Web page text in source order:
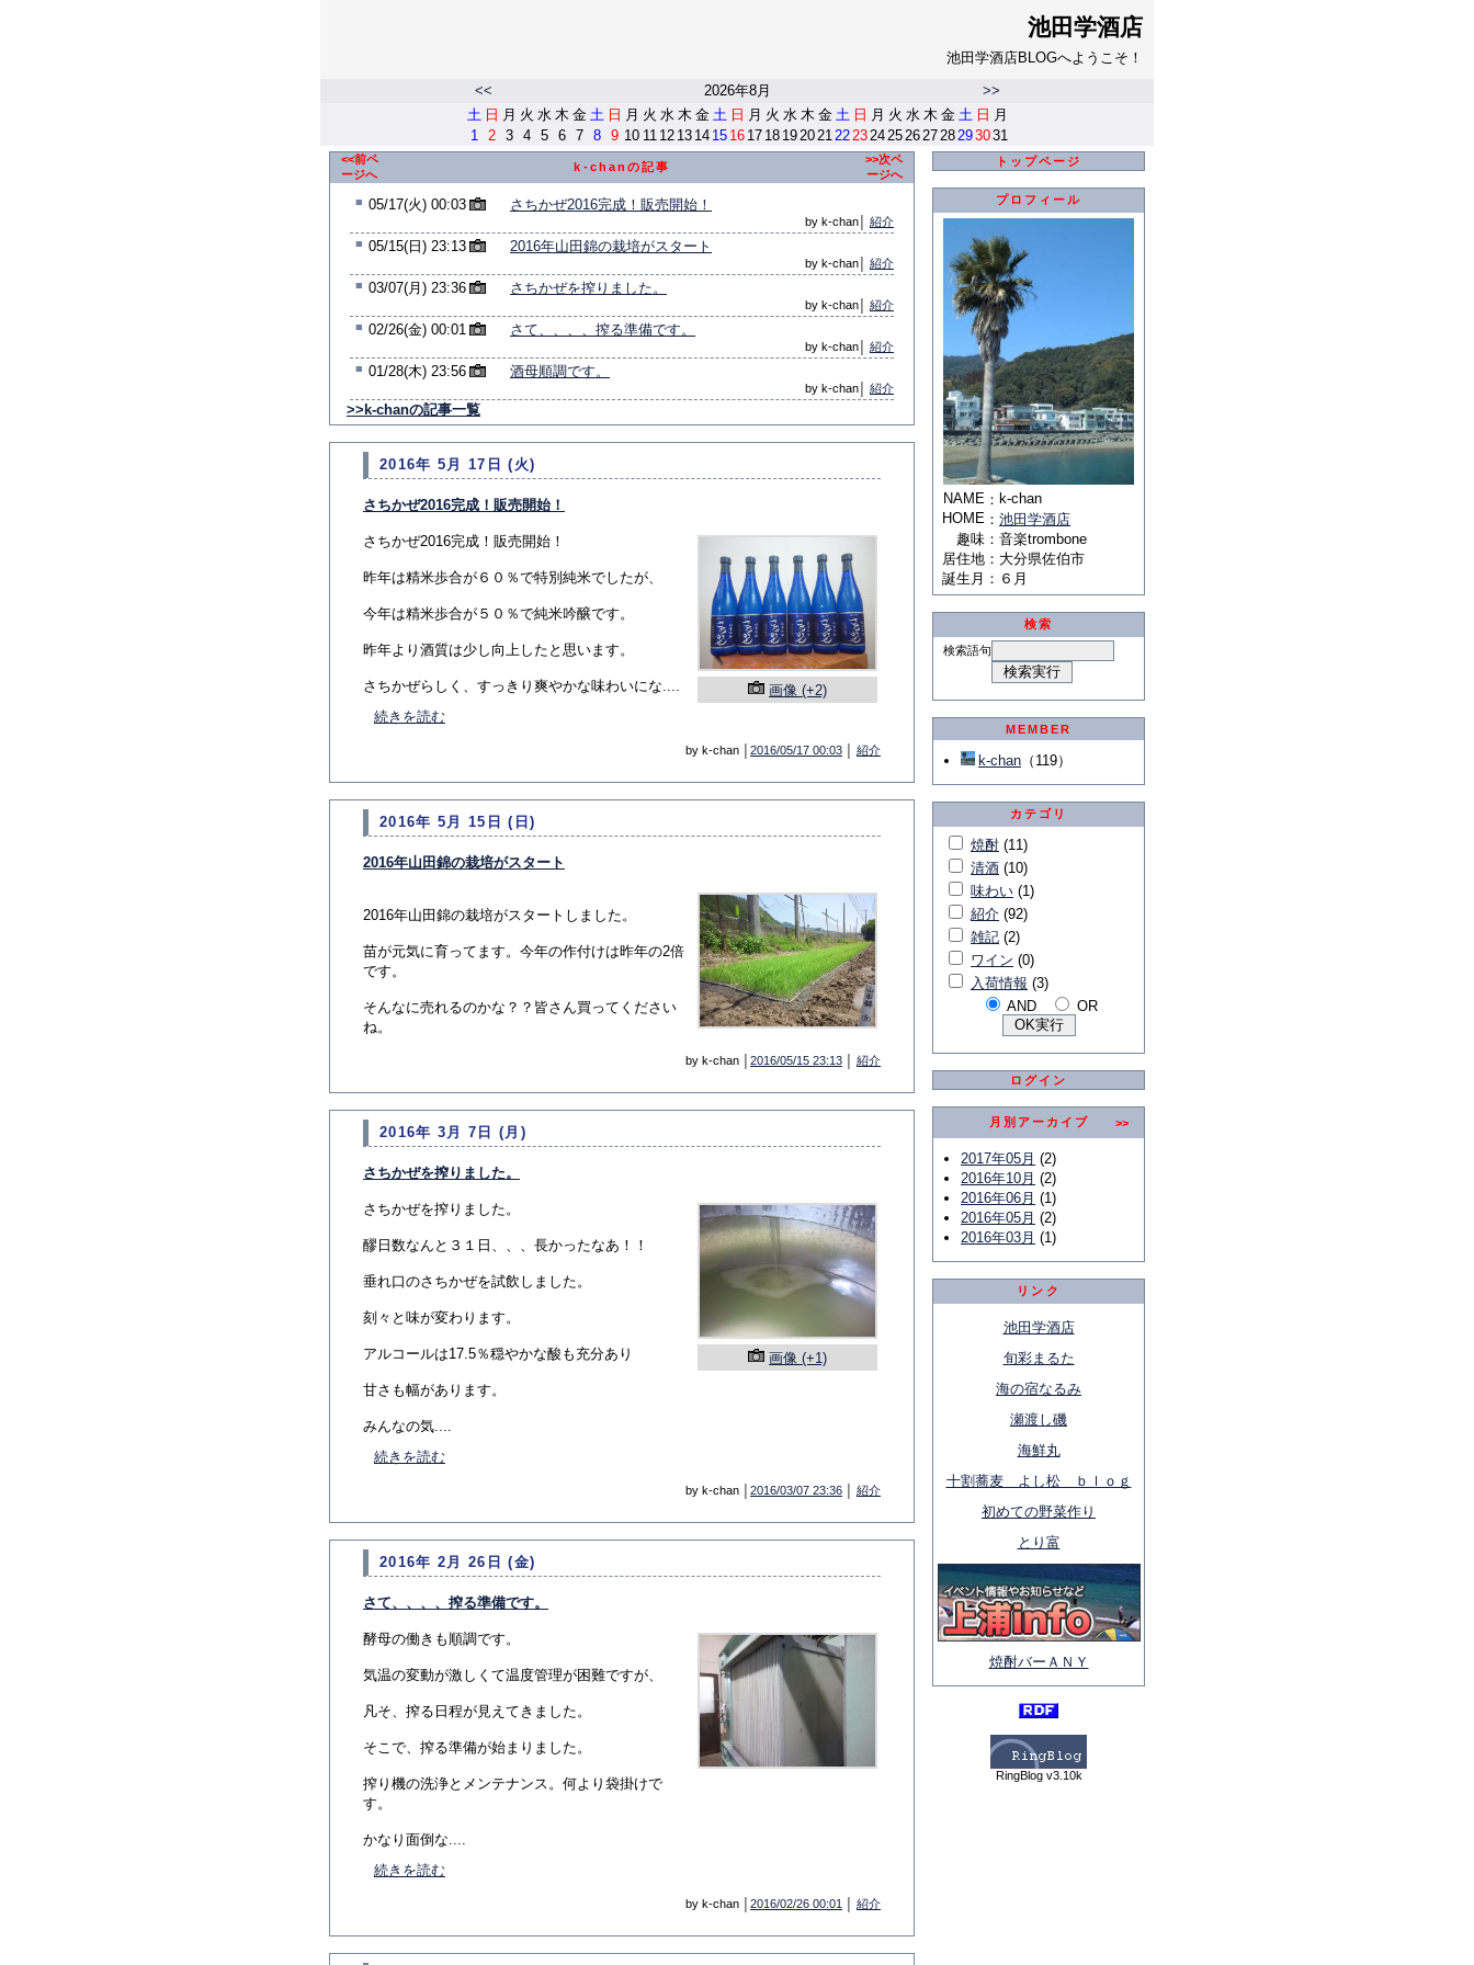
池田学酒店
池田学酒店BLOGへようこそ！
<<
2026年8月
>>
土 日 月 火 水 木 金 土 日 月 火 水 木 金 土 日 月 火 水 木 金 土 日 月 火 水 木 金 土 日 月
1
2 3 4 5 6 7 8 9 10 11 12 13 14 15 16 17 18 19202122232425262728293031
<<前ペ
ージへ
k-chanの記事
>>次ペ
ージへ
■ 05/17(火) 00:03 さちかぜ2016完成！販売開始！
by k-chan│ 紹介
■ 05/15(日) 23:13 2016年山田錦の栽培がスタート
by k-chan│ 紹介
■ 03/07(月) 23:36 さちかぜを搾りました。
by k-chan│ 紹介
■ 02/26(金) 00:01 さて、、、、搾る準備です。
by k-chan│ 紹介
■ 01/28(木) 23:56 酒母順調です。
by k-chan│ 紹介
>>k-chanの記事一覧
2016年 5月 17日 (火)
さちかぜ2016完成！販売開始！
画像 (+2)
さちかぜ2016完成！販売開始！
昨年は精米歩合が６０％で特別純米でしたが、
今年は精米歩合が５０％で純米吟醸です。
昨年より酒質は少し向上したと思います。
さちかぜらしく、すっきり爽やかな味わいにな....
続きを読む
by k-chan │ 2016/05/17 00:03 紹介
2016年 5月 15日 (日)
2016年山田錦の栽培がスタート
2016年山田錦の栽培がスタートしました。
苗が元気に育ってます。今年の作付けは昨年の2倍
です。
そんなに売れるのかな？？皆さん買ってください
ね。
by k-chan │ 2016/05/15 23:13 紹介
2016年 3月 7日 (月)
さちかぜを搾りました。
画像 (+1)
さちかぜを搾りました。
醪日数なんと３１日、、、長かったなあ！！
垂れ口のさちかぜを試飲しました。
刻々と味が変わります。
アルコールは17.5％穏やかな酸も充分あり
甘さも幅があります。
みんなの気....
続きを読む
by k-chan │ 2016/03/07 23:36 紹介
2016年 2月 26日 (金)
さて、、、、搾る準備です。
酵母の働きも順調です。
気温の変動が激しくて温度管理が困難ですが、
凡そ、搾る日程が見えてきました。
そこで、搾る準備が始まりました。
搾り機の洗浄とメンテナンス。何より袋掛けで
す。
かなり面倒な....
続きを読む
by k-chan │ 2016/02/26 00:01 紹介
トップページ
プロフィール
NAME ： k-chan
HOME ： 池田学酒店
趣味 ： 音楽trombone
居住地 ： 大分県佐伯市
誕生月 ： ６月
検索
検索語句
MEMBER
k-chan （119）
カテゴリ
焼酎 (11)
清酒 (10)
味わい (1)
紹介 (92)
雑記 (2)
ワイン (0)
入荷情報 (3)
AND
OR
ログイン
月別アーカイブ >>
2017年05月 (2)
2016年10月 (2)
2016年06月 (1)
2016年05月 (2)
2016年03月 (1)
リンク
池田学酒店
旬彩まるた
海の宿なるみ
瀬渡し磯
海鮮丸
十割蕎麦 よし松 ｂｌｏｇ
初めての野菜作り
とり富
焼酎バーＡＮＹ
RingBlog v3.10k